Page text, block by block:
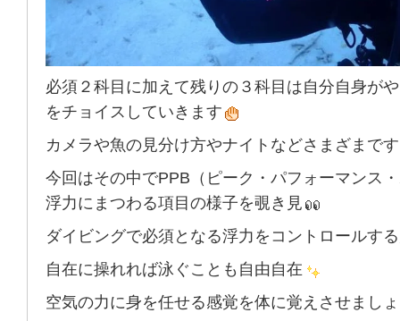
必須２科目に加えて残りの３科目は自分自身が
をチョイスしていきます
カメラや魚の見分け方やナイトなどさまざまです
今回はその中でPPB（ピーク・パフォーマンス
浮力にまつわる項目の様子を覗き見
ダイビングで必須となる浮力をコントロールす
自在に操れれば泳ぐことも自由自在
空気の力に身を任せる感覚を体に覚えさせまし